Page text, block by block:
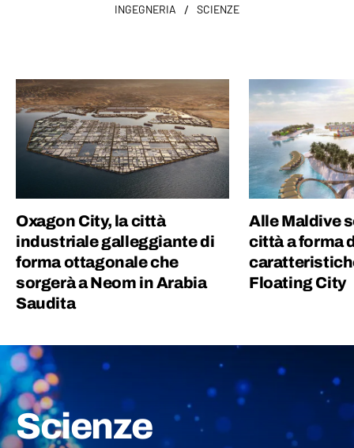
INGEGNERIA / SCIENZE
Oxagon City, la città
industriale galleggiante di
forma ottagonale che
sorgerà a Neom in Arabia
Saudita
Alle Maldive
città a forma
Floating City
Scienze